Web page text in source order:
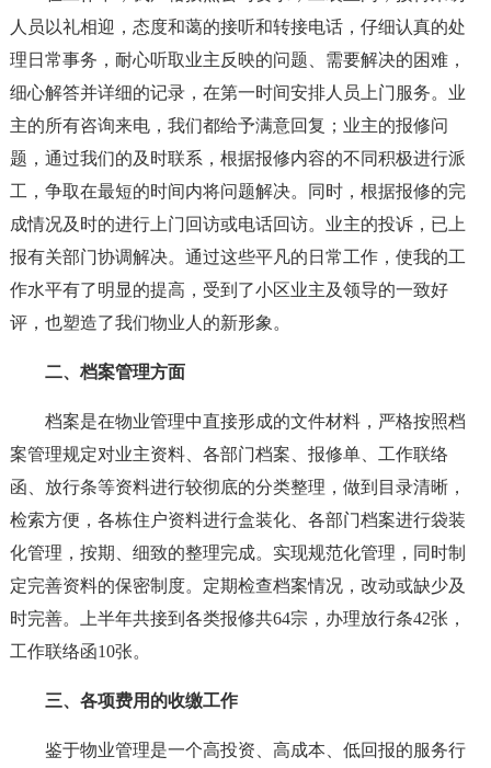
人员以礼相迎，态度和蔼的接听和转接电话，仔细认真的处
理日常事务，耐心听取业主反映的问题、需要解决的困难，
细心解答并详细的记录，在第一时间安排人员上门服务。业
主的所有咨询来电，我们都给予满意回复；业主的报修问
题，通过我们的及时联系，根据报修内容的不同积极进行派
工，争取在最短的时间内将问题解决。同时，根据报修的完
成情况及时的进行上门回访或电话回访。业主的投诉，已上
报有关部门协调解决。通过这些平凡的日常工作，使我的工
作水平有了明显的提高，受到了小区业主及领导的一致好
评，也塑造了我们物业人的新形象。
二、档案管理方面
档案是在物业管理中直接形成的文件材料，严格按照档
案管理规定对业主资料、各部门档案、报修单、工作联络
函、放行条等资料进行较彻底的分类整理，做到目录清晰，
检索方便，各栋住户资料进行盒装化、各部门档案进行袋装
化管理，按期、细致的整理完成。实现规范化管理，同时制
定完善资料的保密制度。定期检查档案情况，改动或缺少及
时完善。上半年共接到各类报修共64宗，办理放行条42张，
工作联络函10张。
三、各项费用的收缴工作
鉴于物业管理是一个高投资、高成本、低回报的服务行